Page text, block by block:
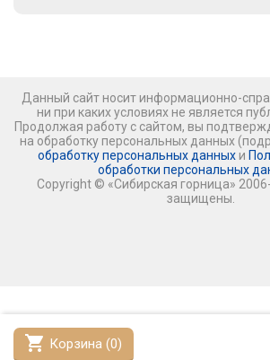
shopping_cart Корзина (0)
Данный сайт носит информационно-
ни при каких условиях не является
Продолжая работу с сайтом, вы
на обработку персональных данных
обработку персональных данных и
обработки персональных
Copyright © «Сибирская горница»
защищены.